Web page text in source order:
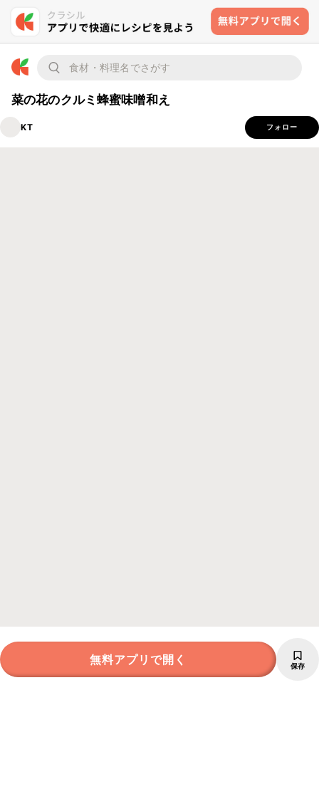
菜の花のクルミ蜂蜜味噌和え
KT フォロー
無料アプリで開く 保存